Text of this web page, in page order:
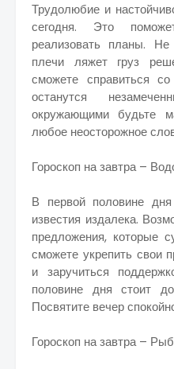
Трудолюбие и
сегодня. Это
реализовать планы.
плечи ляжет груз
сможете справиться
останутся
окружающими будьте
любое неосторожное
Гороскоп на завтра –
В первой половине
известия издалека.
предложения, которые
сможете укрепить свои
и заручиться
половине дня стоит
Посвятите вечер
Гороскоп на завтра –